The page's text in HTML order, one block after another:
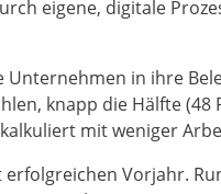
eigene, digitale
in ihre
knapp die Hälfte (48
mit weniger
Vorjahr.